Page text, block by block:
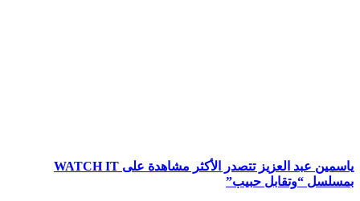
ياسمين عبد العزيز تتصدر الأكثر مشاهدة على WATCH IT
بمسلسل “وتقابل حبيب”